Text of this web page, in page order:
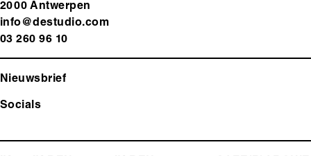
2000 Antwerpen
info@destudio.com
03 260 96 10
Nieuwsbrief
Socials